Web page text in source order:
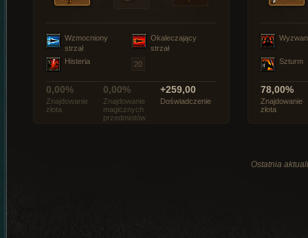
Wzmocniony
strzał
Okaleczający
strzał
Histeria
0,00%
Znajdowanie
złota
0,00%
Znajdowanie
magicznych
przedmiotów
+259,00
Doświadczenie
Szturm
78,00%
Znajdowanie
złota
Ostatnia